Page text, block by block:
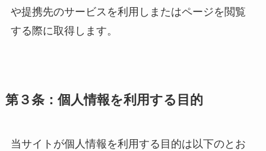
や提携先のサービスを利用しまたはページを閲覧
する際に取得します。
第３条：個人情報を利用する目的
当サイトが個人情報を利用する目的は以下のとお